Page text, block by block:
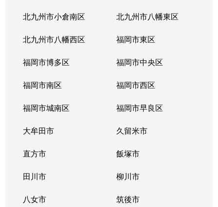
北九州市小倉南区 北九州市八幡東区
北九州市八幡西区 福岡市東区
福岡市博多区 福岡市中央区
福岡市南区 福岡市西区
福岡市城南区 福岡市早良区
大牟田市 久留米市
直方市 飯塚市
田川市 柳川市
八女市 筑後市